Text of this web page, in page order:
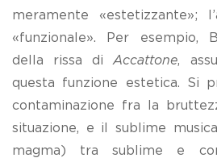
meramente «estetizzante»;
«funzionale». Per esempio,
della rissa diAccattone,
questa funzione estetica. Si
contaminazione fra la
situazione, e il sublime
magma) tra sublime e